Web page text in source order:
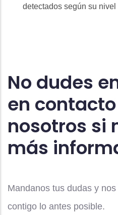
detectados según su
No dudes
en
nosotros si
más
Mandanos tus dudas y
contigo lo antes posible.